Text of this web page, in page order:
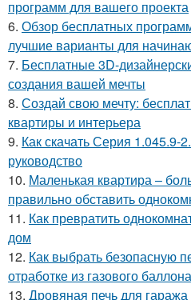
программ для вашего проекта
6. Обзор бесплатных
лучшие варианты для
7. Бесплатные 3D-
создания вашей мечты
8. Создай свою мечту:
квартиры и интерьера
9. Как скачать Серия 1.045.9-
руководство
10. Маленькая квартира –
правильно обставить
11. Как превратить
дом
12. Как выбрать безопасную
отработке из газового баллона
13. Дровяная печь для гаража